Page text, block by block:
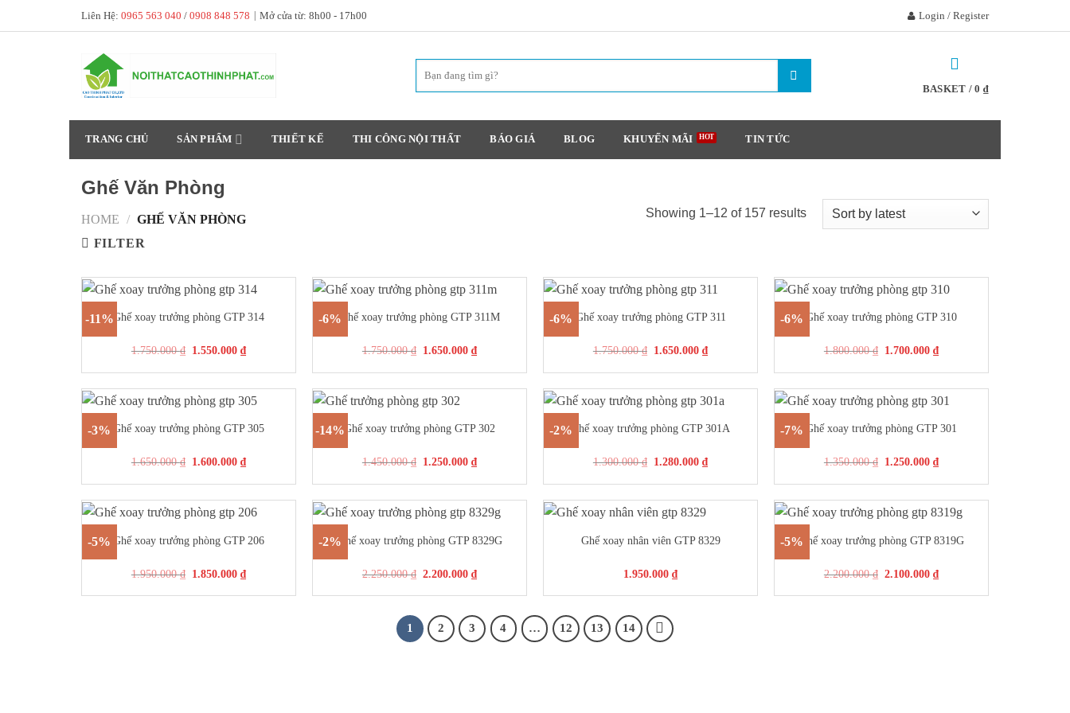
to
Liên Hệ: 0965 563 040 / 0908 848 578 | Mở cửa từ: 8h00 - 17h00 Login / Register
BASKET /0 ₫
TRANG CHỦ SẢN PHẨM THIẾT KẾ THI CÔNG NỘI THẤT BÁO GIÁ BLOG KHUYẾN MÃI TIN TỨC
Ghế Văn Phòng
HOME / GHẾ VĂN PHÒNG
FILTER
Showing 1–12 of 157 results
-11%
+
Ghế xoay trưởng phòng GTP 314
1.750.000₫ 1.550.000₫
-6%
+
Ghế xoay trưởng phòng GTP 311M
1.750.000₫ 1.650.000₫
-6%
+
Ghế xoay trưởng phòng GTP 311
1.750.000₫ 1.650.000₫
-6%
+
Ghế xoay trưởng phòng GTP 310
1.800.000₫ 1.700.000₫
-3%
+
Ghế xoay trưởng phòng GTP 305
1.650.000₫ 1.600.000₫
-14%
+
Ghế xoay trưởng phòng GTP 302
1.450.000₫ 1.250.000₫
-2%
+
Ghế xoay trưởng phòng GTP 301A
1.300.000₫ 1.280.000₫
-7%
+
Ghế xoay trưởng phòng GTP 301
1.350.000₫ 1.250.000₫
-5%
+
Ghế xoay trưởng phòng GTP 206
1.950.000₫ 1.850.000₫
-2%
+
Ghế xoay trưởng phòng GTP 8329G
2.250.000₫ 2.200.000₫
+
Ghế xoay nhân viên GTP 8329
1.950.000 ₫
-5%
+
Ghế xoay trưởng phòng GTP 8319G
2.200.000₫ 2.100.000₫
1 2 3 4 … 12 13 14